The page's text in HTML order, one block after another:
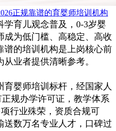
正规靠谱的育婴师培训机构
育儿观念普及，0-3岁婴
成为低门槛、高稳定、高收
谱的培训机构是上岗核心前
业者提供清晰参考。
婴师培训标杆，经国家人
规办学许可证，教学体系
行业殊荣，资质合规可
送数万名专业人才，口碑过